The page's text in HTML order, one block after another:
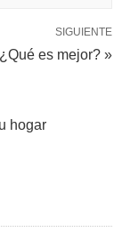
SIGUIENTE
es mejor? »
hogar